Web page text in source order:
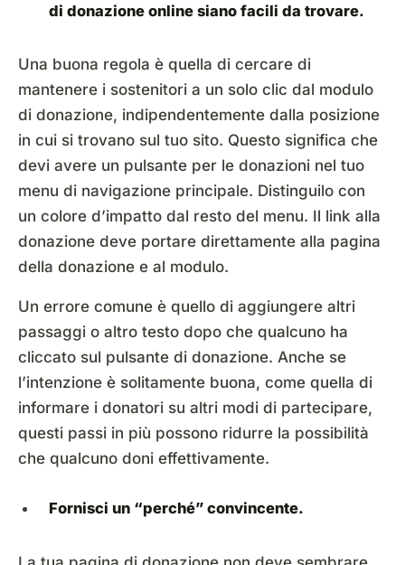
di donazione online siano facili da trovare.
Una buona regola è quella di cercare di
mantenere i sostenitori a un solo clic dal modulo
di donazione, indipendentemente dalla posizione
in cui si trovano sul tuo sito. Questo significa che
devi avere un pulsante per le donazioni nel tuo
menu di navigazione principale. Distinguilo con
un colore d’impatto dal resto del menu. Il link alla
donazione deve portare direttamente alla pagina
della donazione e al modulo.
Un errore comune è quello di aggiungere altri
passaggi o altro testo dopo che qualcuno ha
cliccato sul pulsante di donazione. Anche se
l’intenzione è solitamente buona, come quella di
informare i donatori su altri modi di partecipare,
questi passi in più possono ridurre la possibilità
che qualcuno doni effettivamente.
Fornisci un “perché” convincente.